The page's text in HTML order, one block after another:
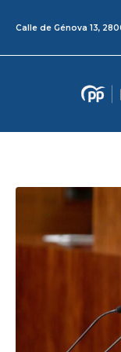
Calle de Génova 13,